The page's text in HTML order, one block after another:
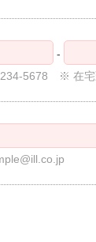
-
5678 ※ 在宅